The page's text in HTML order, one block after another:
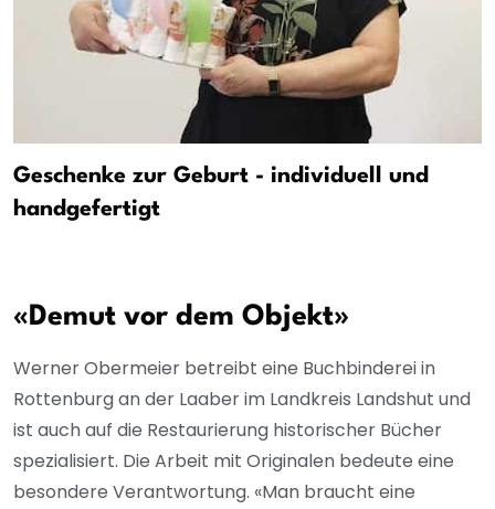
Geschenke zur Geburt - individuell und
handgefertigt
«Demut vor dem Objekt»
Werner Obermeier betreibt eine Buchbinderei in
Rottenburg an der Laaber im Landkreis Landshut und
ist auch auf die Restaurierung historischer Bücher
spezialisiert. Die Arbeit mit Originalen bedeute eine
besondere Verantwortung. «Man braucht eine